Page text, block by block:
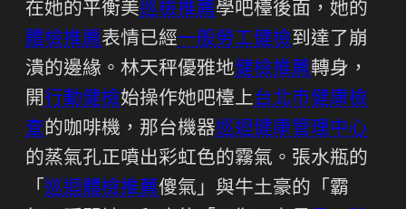
在她的平衡美巡檢推薦學吧檯後面，她的
體檢推薦表情已經一般勞工健檢到達了崩
潰的邊緣。林天秤優雅地健檢推薦轉身，
開行動健檢始操作她吧檯上台北巿健康檢
查的咖啡機，那台機器巡迴健康管理中心
的蒸氣孔正噴出彩虹色的霧氣。張水瓶的
「 巡迴體檢推薦傻氣」與牛土豪的「霸